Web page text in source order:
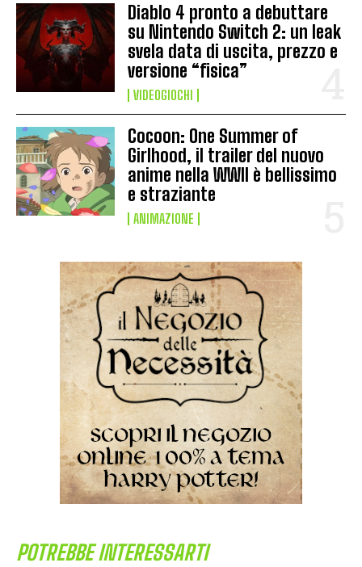
Diablo 4 pronto a debuttare
su Nintendo Switch 2: un leak
svela data di uscita, prezzo e
versione “fisica”
VIDEOGIOCHI
Cocoon: One Summer of
Girlhood, il trailer del nuovo
anime nella WWII è bellissimo
e straziante
ANIMAZIONE
POTREBBE INTERESSARTI